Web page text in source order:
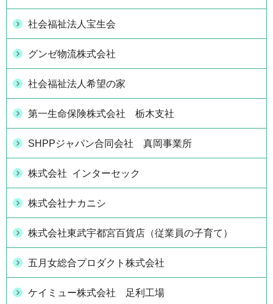
社会福祉法人宝生会
グンゼ物流株式会社
社会福祉法人希望の家
第一生命保険株式会社 栃木支社
SHPPジャパン合同会社 真岡事業所
株式会社 インターセック
株式会社ナカニシ
株式会社東武宇都宮百貨店（従業員の子育て）
五月女総合プロダクト株式会社
ケイミュー株式会社 足利工場